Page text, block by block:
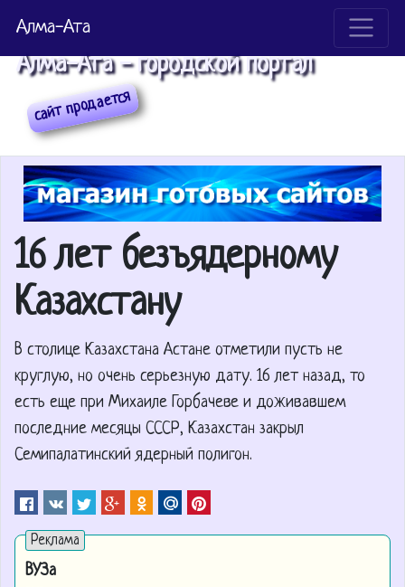
Алма-Ата
Алма-Ата - городской портал
16 лет безъядерному
Казахстану
В столице Казахстана Астане отметили пусть не
круглую, но очень серьезную дату. 16 лет назад, то
есть еще при Михаиле Горбачеве и доживавшем
последние месяцы СССР, Казахстан закрыл
Семипалатинский ядерный полигон.
ВУЗа